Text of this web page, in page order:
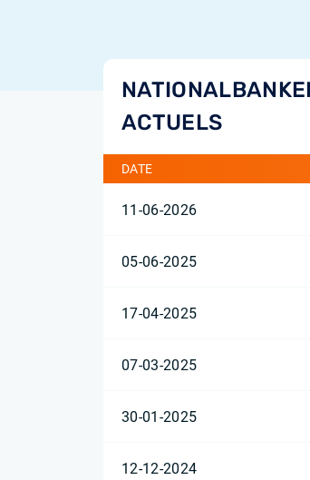
ACTUELS
DATE
11-06-2026
05-06-2025
17-04-2025
07-03-2025
30-01-2025
12-12-2024